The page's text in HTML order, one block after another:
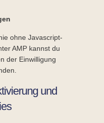
ohne Javascript-
AMP kannst du
der Einwilligung
und